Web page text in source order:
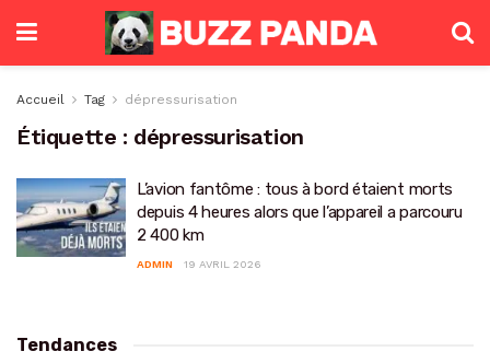
Accueil Tag dépressurisation
Étiquette : dépressurisation
L’avion fantôme : tous à bord étaient morts
depuis 4 heures alors que l’appareil a parcouru
2 400 km
ADMIN 19 AVRIL 2026
Tendances